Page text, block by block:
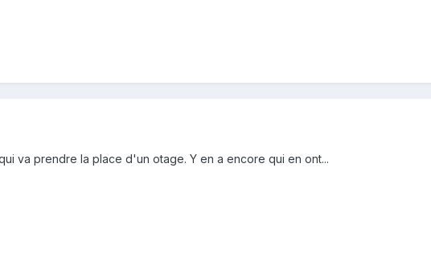
va prendre la place d'un otage. Y en a encore qui en ont...